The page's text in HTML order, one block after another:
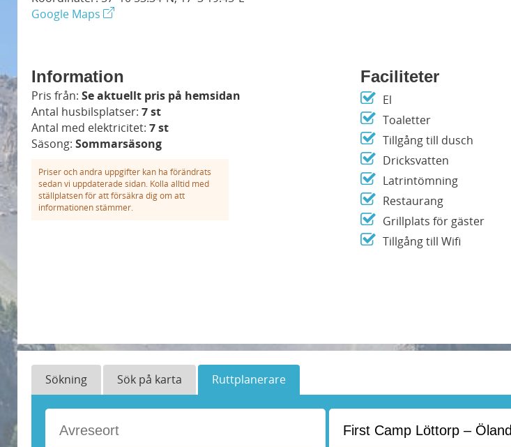
Google Maps
Information
Pris från: Se aktuellt pris på hemsidan
Antal husbilsplatser: 7 st
Antal med elektricitet: 7 st
Säsong: Sommarsäsong
Priser och andra uppgifter kan ha förändrats
sedan vi uppdaterade sidan. Kolla alltid med
ställplatsen för att försäkra dig om att
informationen stämmer.
Faciliteter
El
Toaletter
Tillgång till dusch
Dricksvatten
Latrintömning
Restaurang
Grillplats för gäster
Tillgång till Wifi
Sökning Sök på karta Ruttplanerare